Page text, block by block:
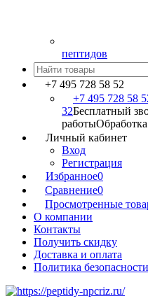
пептидов
+7 495 728 58 52
+7 495 728 58
32Бесплатный
работы
Личный кабинет
Вход
Регистрация
Избранное0
Сравнение0
Просмотренные
О компании
Контакты
Получить скидку
Доставка и оплата
Политика безопасности